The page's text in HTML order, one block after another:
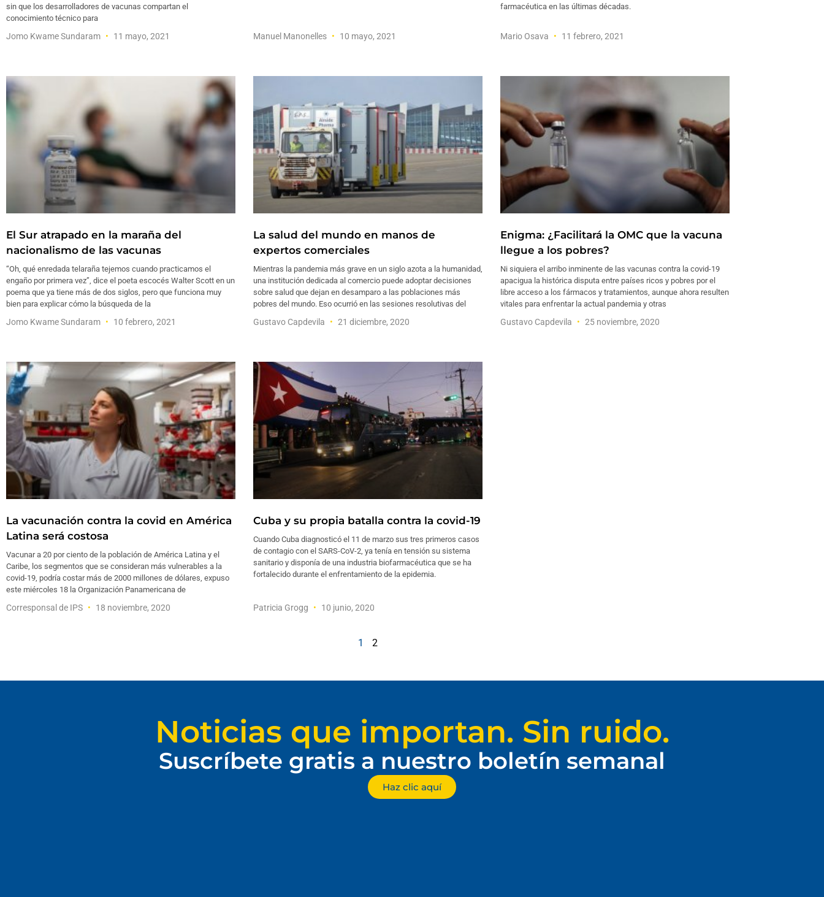
sin que los desarrolladores de vacunas compartan el
conocimiento técnico para
Jomo Kwame Sundaram 11 mayo, 2021 Manuel Manonelles 10 mayo, 2021
farmacéutica en las últimas décadas.
Mario Osava 11 febrero, 2021
El Sur atrapado en la maraña del
nacionalismo de las vacunas
“Oh, qué enredada telaraña tejemos cuando practicamos el
engaño por primera vez”, dice el poeta escocés Walter Scott en un
poema que ya tiene más de dos siglos, pero que funciona muy
bien para explicar cómo la búsqueda de la
Jomo Kwame Sundaram 10 febrero, 2021
La salud del mundo en manos de
expertos comerciales
Mientras la pandemia más grave en un siglo azota a la humanidad,
una institución dedicada al comercio puede adoptar decisiones
sobre salud que dejan en desamparo a las poblaciones más
pobres del mundo. Eso ocurrió en las sesiones resolutivas del
Gustavo Capdevila 21 diciembre, 2020
Enigma: ¿Facilitará la OMC que la vacuna
llegue a los pobres?
Ni siquiera el arribo inminente de las vacunas contra la covid-19
apacigua la histórica disputa entre países ricos y pobres por el
libre acceso a los fármacos y tratamientos, aunque ahora resulten
vitales para enfrentar la actual pandemia y otras
Gustavo Capdevila 25 noviembre, 2020
La vacunación contra la covid en América
Latina será costosa
Vacunar a 20 por ciento de la población de América Latina y el
Caribe, los segmentos que se consideran más vulnerables a la
covid-19, podría costar más de 2000 millones de dólares, expuso
este miércoles 18 la Organización Panamericana de
Corresponsal de IPS 18 noviembre, 2020
Cuba y su propia batalla contra la covid-19
Cuando Cuba diagnosticó el 11 de marzo sus tres primeros casos
de contagio con el SARS-CoV-2, ya tenía en tensión su sistema
sanitario y disponía de una industria biofarmacéutica que se ha
fortalecido durante el enfrentamiento de la epidemia.
Patricia Grogg 10 junio, 2020
1 2
Noticias que importan. Sin ruido.
Suscríbete gratis a nuestro boletín semanal
Haz clic aquí